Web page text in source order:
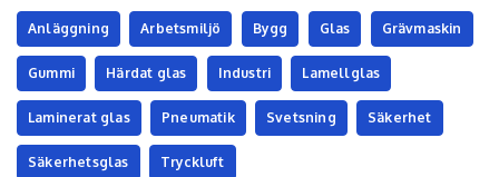
Anläggning Arbetsmiljö Bygg Glas Grävmaskin
Gummi Härdat glas Industri Lamellglas
Laminerat glas Pneumatik Svetsning Säkerhet
Säkerhetsglas Tryckluft